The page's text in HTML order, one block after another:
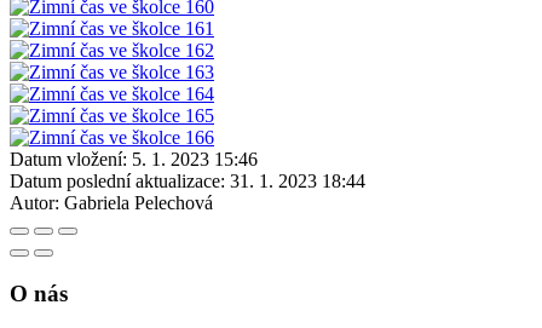
Datum vložení: 5. 1. 2023 15:46
Datum poslední aktualizace: 31. 1. 2023 18:44
Autor: Gabriela Pelechová
O nás